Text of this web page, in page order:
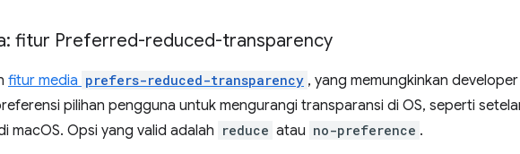
fitur Preferred-reduced-transparency
fitur media prefers-reduced-transparency , yang memungkinkan
pilihan pengguna untuk mengurangi transparansi di OS, seperti
macOS. Opsi yang valid adalah reduce atau no-preference .